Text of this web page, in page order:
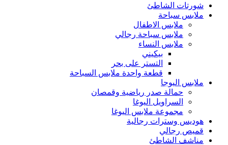
شورتات الشاطئ
ملابس سباحة
ملابس الاطفال
ملابس سباحة رجالي
ملابس النساء
بيكيني
التستر على بحر
قطعة واحدة ملابس السباحة
ملابس اليوجا
حمالة صدر رياضية وقمصان
السراويل اليوغا
مجموعة ملابس اليوغا
هوديس وسترات رجالية
قميص رجالي
مناشف الشاطئ